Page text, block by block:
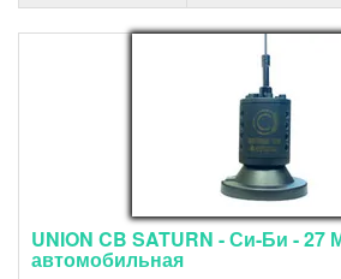
UNION CB SATURN - Си-Би - 27
автомобильная